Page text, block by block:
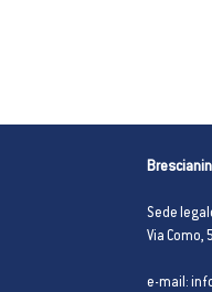
Sede
Via Como,
e-mail: